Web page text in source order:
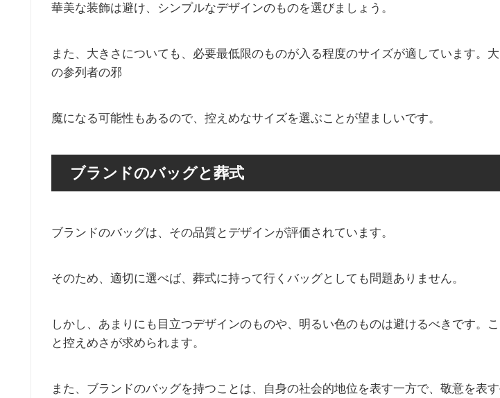
華美な装飾は避け、シンプルなデザインのものを選びましょう。
また、大きさについても、必要最低限のものが入る程度のサイズが適しています。
の参列者の邪
魔になる可能性もあるので、控えめなサイズを選ぶことが望ましいです。
ブランドのバッグと葬式
ブランドのバッグは、その品質とデザインが評価されています。
そのため、適切に選べば、葬式に持って行くバッグとしても問題ありません。
しかし、あまりにも目立つデザインのものや、明るい色のものは避けるべきです。
と控えめさが求められます。
また、ブランドのバッグを持つことは、自身の社会的地位を表す一方で、敬意を表